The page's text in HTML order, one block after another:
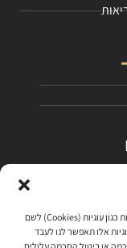
כדי להעניק את החוויה הטובה ביותר, אנו משתמשים בטכנולוגיות כגון עוגיות (Cookies) לשם
אלו תאפשר לנו לעבד